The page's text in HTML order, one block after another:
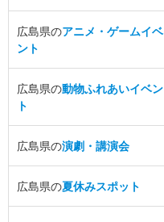
広島県のアニメ・ゲームイベ
ント
広島県の動物ふれあいイベン
ト
広島県の演劇・講演会
広島県の夏休みスポット